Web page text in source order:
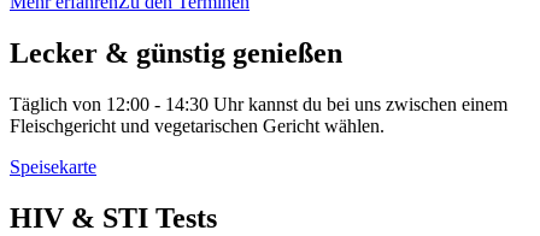
Lecker & günstig genießen
Täglich von 12:00 - 14:30 Uhr kannst du bei uns zwischen einem
Fleischgericht und vegetarischen Gericht wählen.
Speisekarte
HIV & STI Tests